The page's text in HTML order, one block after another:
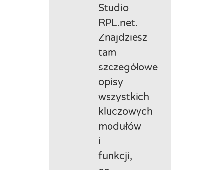
Studio
RPL.net.
Znajdziesz
tam
szczegółowe
opisy
wszystkich
kluczowych
modułów
i
funkcji,